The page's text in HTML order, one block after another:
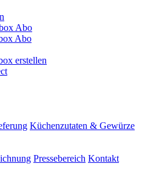
Abo
Abo
erstellen
Küchenzutaten & Gewürze
Pressebereich Kontakt